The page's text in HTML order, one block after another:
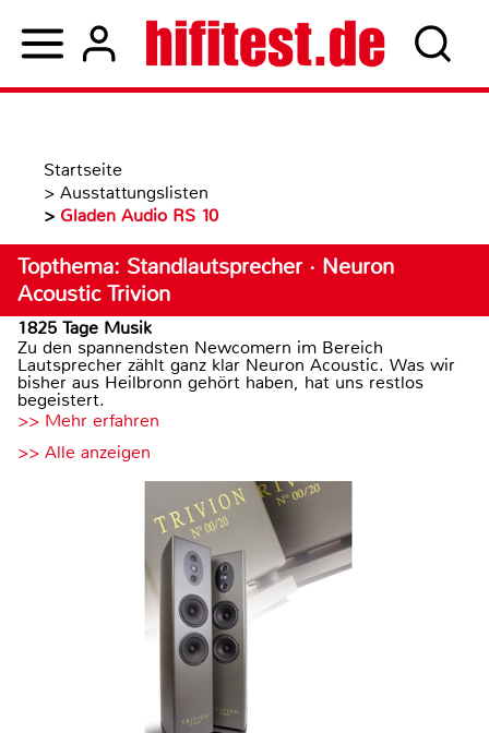
Startseite
> Ausstattungslisten
> Gladen Audio RS 10
Topthema: Standlautsprecher · Neuron
Acoustic Trivion
1825 Tage Musik
Zu den spannendsten Newcomern im Bereich
Lautsprecher zählt ganz klar Neuron Acoustic. Was wir
bisher aus Heilbronn gehört haben, hat uns restlos
begeistert.
>> Mehr erfahren
>> Alle anzeigen